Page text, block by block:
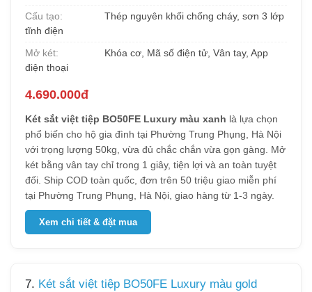
Cấu tạo:
Thép nguyên khối chống cháy, sơn 3 lớp
tĩnh điện
Mở két:
Khóa cơ, Mã số điện tử, Vân tay, App
điện thoại
4.690.000đ
Két sắt việt tiệp BO50FE Luxury màu xanh là lựa chọn
phổ biến cho hộ gia đình tại Phường Trung Phụng, Hà Nội
với trọng lượng 50kg, vừa đủ chắc chắn vừa gọn gàng. Mở
két bằng vân tay chỉ trong 1 giây, tiện lợi và an toàn tuyệt
đối. Ship COD toàn quốc, đơn trên 50 triệu giao miễn phí
tại Phường Trung Phụng, Hà Nội, giao hàng từ 1-3 ngày.
Xem chi tiết & đặt mua
7. Két sắt việt tiệp BO50FE Luxury màu gold